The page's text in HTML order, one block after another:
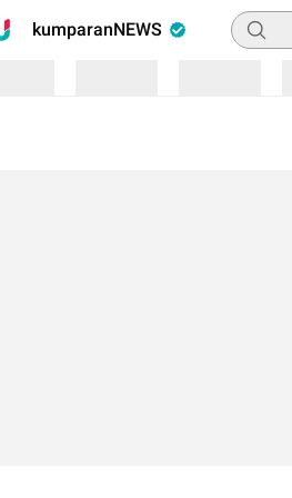
kumparanNEWS